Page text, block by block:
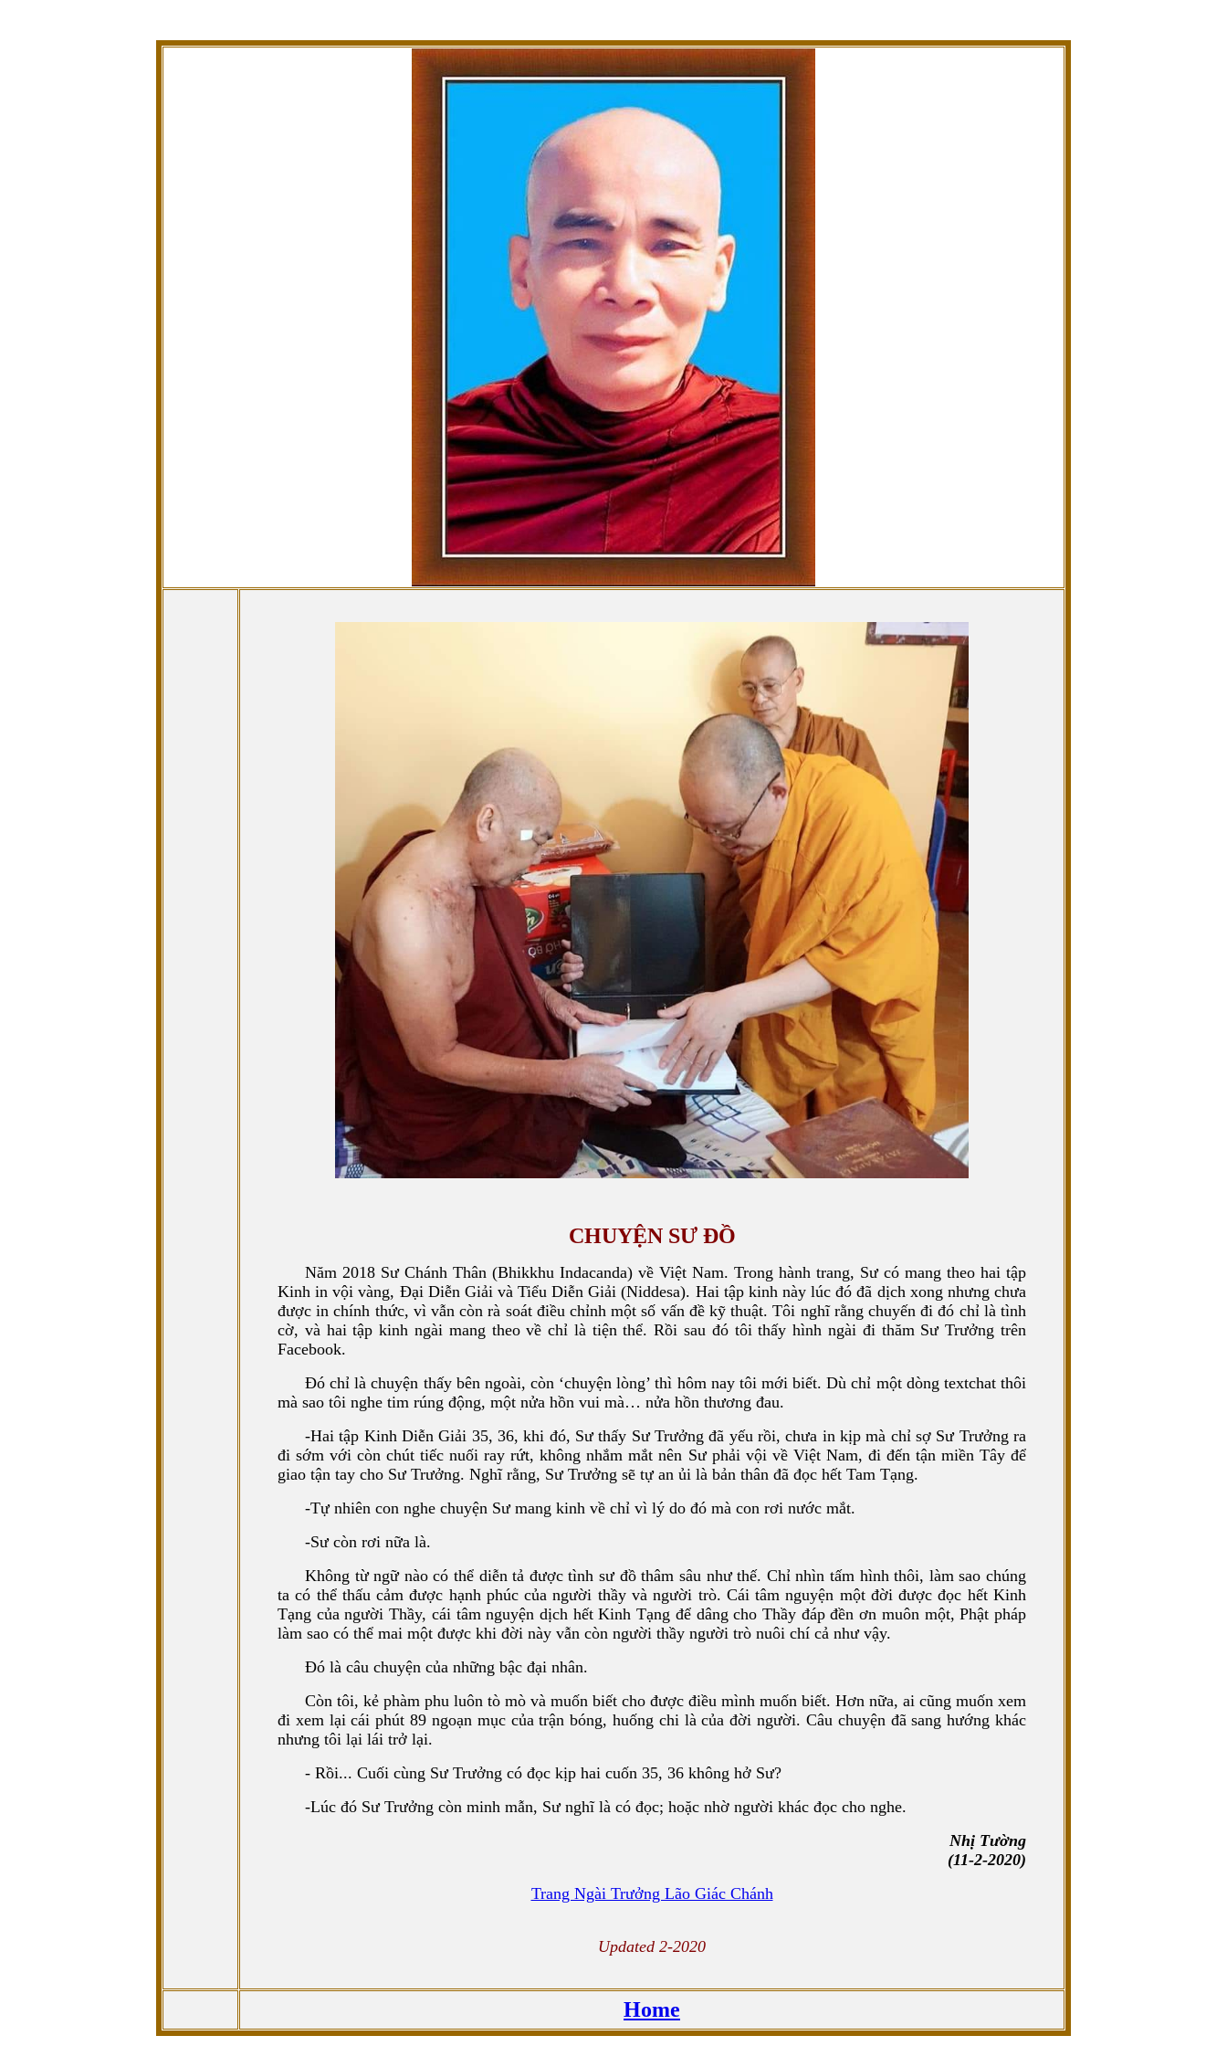
CHUYỆN SƯ ĐỒ
Năm 2018 Sư Chánh Thân (Bhikkhu Indacanda) về Việt Nam. Trong hành trang, Sư có mang theo hai tập
Kinh in vội vàng, Đại Diễn Giải và Tiểu Diễn Giải (Niddesa). Hai tập kinh này lúc đó đã dịch xong nhưng chưa
được in chính thức, vì vẫn còn rà soát điều chỉnh một số vấn đề kỹ thuật. Tôi nghĩ rằng chuyến đi đó chỉ là tình
cờ, và hai tập kinh ngài mang theo về chỉ là tiện thể. Rồi sau đó tôi thấy hình ngài đi thăm Sư Trưởng trên
Facebook.
Đó chỉ là chuyện thấy bên ngoài, còn ‘chuyện lòng’ thì hôm nay tôi mới biết. Dù chỉ một dòng textchat thôi
mà sao tôi nghe tim rúng động, một nửa hồn vui mà… nửa hồn thương đau.
-Hai tập Kinh Diễn Giải 35, 36, khi đó, Sư thấy Sư Trưởng đã yếu rồi, chưa in kịp mà chỉ sợ Sư Trưởng ra
đi sớm với còn chút tiếc nuối ray rứt, không nhắm mắt nên Sư phải vội về Việt Nam, đi đến tận miền Tây để
giao tận tay cho Sư Trưởng. Nghĩ rằng, Sư Trưởng sẽ tự an ủi là bản thân đã đọc hết Tam Tạng.
-Tự nhiên con nghe chuyện Sư mang kinh về chỉ vì lý do đó mà con rơi nước mắt.
-Sư còn rơi nữa là.
Không từ ngữ nào có thể diễn tả được tình sư đồ thâm sâu như thế. Chỉ nhìn tấm hình thôi, làm sao chúng
ta có thể thấu cảm được hạnh phúc của người thầy và người trò. Cái tâm nguyện một đời được đọc hết Kinh
Tạng của người Thầy, cái tâm nguyện dịch hết Kinh Tạng để dâng cho Thầy đáp đền ơn muôn một, Phật pháp
làm sao có thể mai một được khi đời này vẫn còn người thầy người trò nuôi chí cả như vậy.
Đó là câu chuyện của những bậc đại nhân.
Còn tôi, kẻ phàm phu luôn tò mò và muốn biết cho được điều mình muốn biết. Hơn nữa, ai cũng muốn xem
đi xem lại cái phút 89 ngoạn mục của trận bóng, huống chi là của đời người. Câu chuyện đã sang hướng khác
nhưng tôi lại lái trở lại.
- Rồi... Cuối cùng Sư Trưởng có đọc kịp hai cuốn 35, 36 không hở Sư?
-Lúc đó Sư Trưởng còn minh mẫn, Sư nghĩ là có đọc; hoặc nhờ người khác đọc cho nghe.
Nhị Tường
(11-2-2020)
Trang Ngài Trưởng Lão Giác Chánh
Updated 2-2020
Home